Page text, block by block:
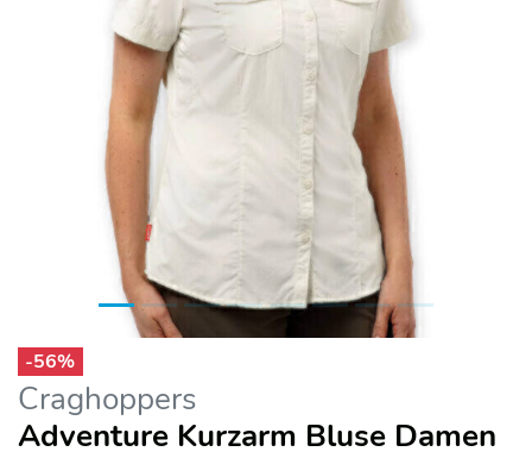
-56%
Craghoppers
Adventure Kurzarm Bluse Damen